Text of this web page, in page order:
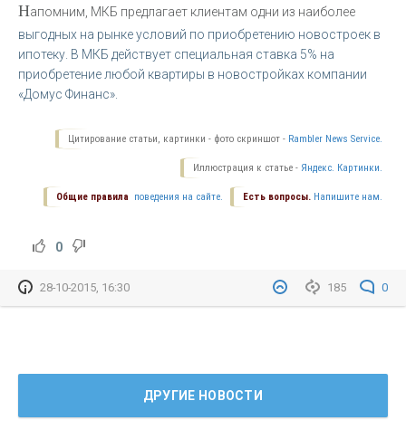
Напомним, МКБ предлагает клиентам одни из наиболее
выгодных на рынке условий по приобретению новостроек в
ипотеку. В МКБ действует специальная ставка 5% на
приобретение любой квартиры в новостройках компании
«Домус Финанс».
Цитирование статьи, картинки - фото скриншот - Rambler News Service.
Иллюстрация к статье - Яндекс. Картинки.
Есть вопросы. Напишите нам.
Общие правила поведения на сайте.
0
185 0
28-10-2015, 16:30
ДРУГИЕ НОВОСТИ